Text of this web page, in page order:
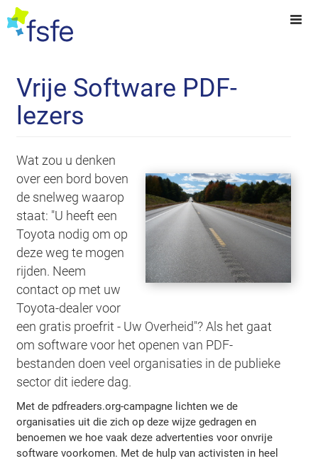
Vrije Software PDF-
lezers
Wat zou u denken
over een bord boven
de snelweg waarop
staat: "U heeft een
Toyota nodig om op
deze weg te mogen
rijden. Neem
contact op met uw
Toyota-dealer voor
een gratis proefrit - Uw Overheid"? Als het gaat
om software voor het openen van PDF-
bestanden doen veel organisaties in de publieke
sector dit iedere dag.
Met de pdfreaders.org-campagne lichten we de
organisaties uit die zich op deze wijze gedragen en
benoemen we hoe vaak deze advertenties voor onvrije
software voorkomen. Met de hulp van activisten in heel